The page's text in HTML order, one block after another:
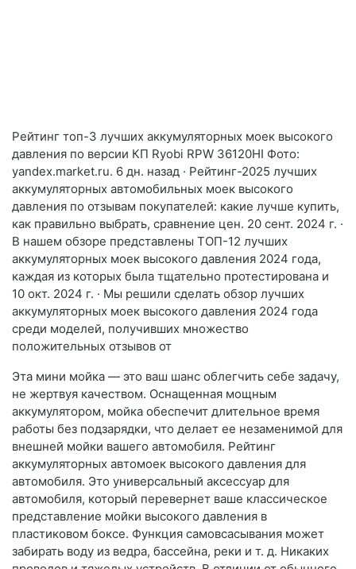
Рейтинг топ-3 лучших аккумуляторных моек высокого
давления по версии КП Ryobi RPW 36120HI Фото:
yandex.market.ru. 6 дн. назад · Рейтинг-2025 лучших
аккумуляторных автомобильных моек высокого
давления по отзывам покупателей: какие лучше купить,
как правильно выбрать, сравнение цен. 20 сент. 2024 г. ·
В нашем обзоре представлены ТОП-12 лучших
аккумуляторных моек высокого давления 2024 года,
каждая из которых была тщательно протестирована и
10 окт. 2024 г. · Мы решили сделать обзор лучших
аккумуляторных моек высокого давления 2024 года
среди моделей, получивших множество
положительных отзывов от
Эта мини мойка — это ваш шанс облегчить себе задачу,
не жертвуя качеством. Оснащенная мощным
аккумулятором, мойка обеспечит длительное время
работы без подзарядки, что делает ее незаменимой для
внешней мойки вашего автомобиля. Рейтинг
аккумуляторных автомоек высокого давления для
автомобиля. Это универсальный аксессуар для
автомобиля, который перевернет ваше классическое
представление мойки высокого давления в
пластиковом боксе. Функция самовсасывания может
забирать воду из ведра, бассейна, реки и т. д. Никаких